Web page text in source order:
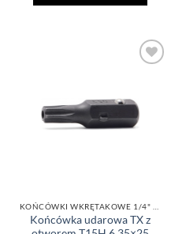
Końcówka udarowa TX z